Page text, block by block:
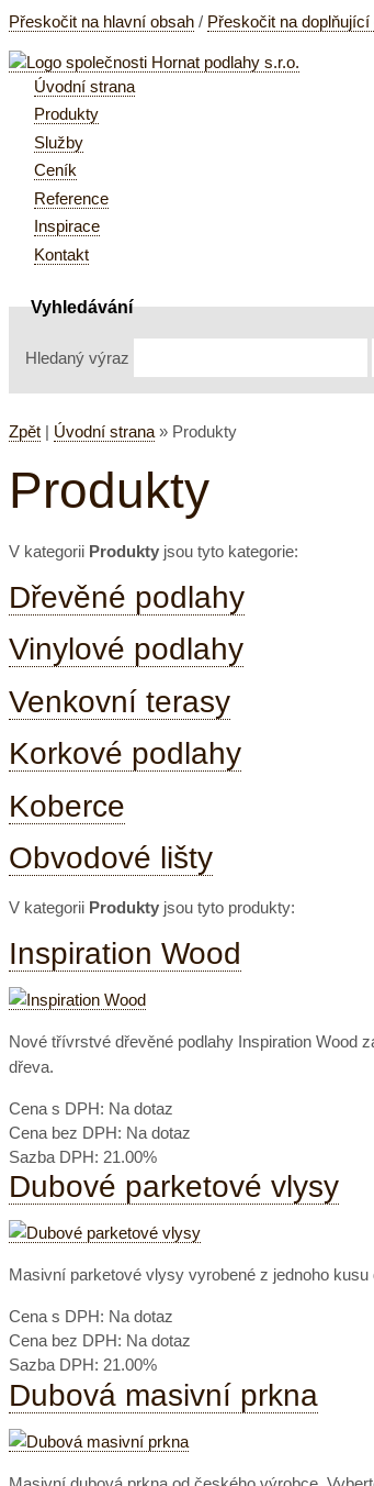
Přeskočit na hlavní obsah / Přeskočit na doplňující
Úvodní strana
Produkty
Služby
Ceník
Reference
Inspirace
Kontakt
Vyhledávání
Hledaný výraz
Zpět | Úvodní strana » Produkty
Produkty
V kategorii Produkty jsou tyto kategorie:
Dřevěné podlahy
Vinylové podlahy
Venkovní terasy
Korkové podlahy
Koberce
Obvodové lišty
V kategorii Produkty jsou tyto produkty:
Inspiration Wood
Nové třívrstvé dřevěné podlahy Inspiration Wood
dřeva.
Cena s DPH: Na dotaz
Cena bez DPH: Na dotaz
Sazba DPH: 21.00%
Dubové parketové vlysy
Masivní parketové vlysy vyrobené z jednoho
Cena s DPH: Na dotaz
Cena bez DPH: Na dotaz
Sazba DPH: 21.00%
Dubová masivní prkna